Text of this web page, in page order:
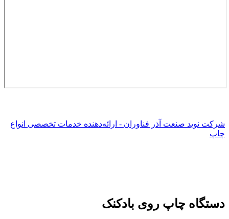
شرکت نوید صنعت آذر فناوران - ارائه‌دهنده خدمات تخصصی انواع
چاپ
دستگاه چاپ روی بادکنک